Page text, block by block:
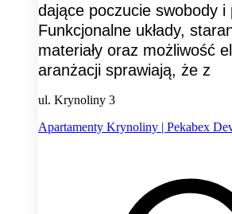
dające poczucie swobody i
Funkcjonalne układy,
materiały oraz możliwość
aranżacji sprawiają, że z
ul. Krynoliny 3
Apartamenty Krynoliny | Pekabex